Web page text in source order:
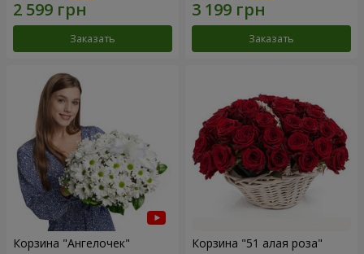
Заказать Заказать
Корзина "Ангелочек" Корзина "51 алая роза"